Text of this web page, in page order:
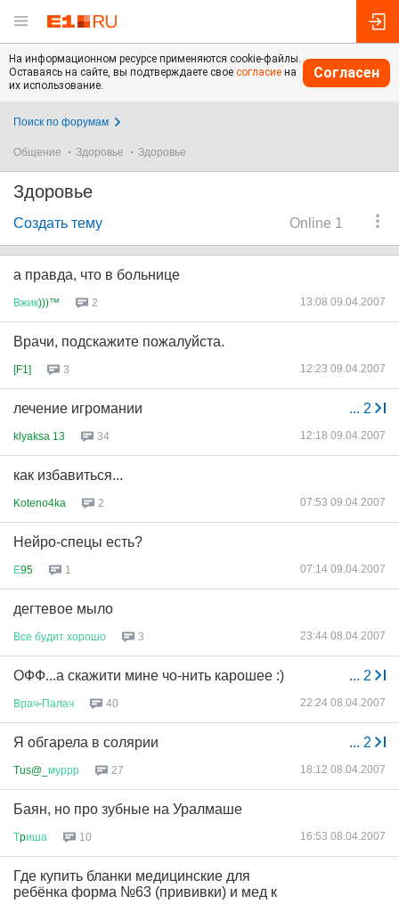
На информационном ресурсе применяются cookie-файлы.
Оставаясь на сайте, вы подтверждаете свое согласие на
их использование.
Согласен
Поиск по форумам
Общение Здоровье Здоровье
Здоровье
Online 1
Создать тему
а правда, что в больнице
Вжик)))™ 2 13:08 09.04.2007
Врачи, подскажите пожалуйста.
[F1] 3 12:23 09.04.2007
... 2
лечение игромании
klyaksa 13 34 12:18 09.04.2007
как избавиться...
Koteno4ka 2 07:53 09.04.2007
Нейро-спецы есть?
Е95 1 07:14 09.04.2007
дегтевое мыло
Все будит хорошо 3 23:44 08.04.2007
... 2
ОФФ...а скажити мине чо-нить карошее :)
Врач-Палач 40 22:24 08.04.2007
... 2
Я обгарела в солярии
Tus@_ муррр 27 18:12 08.04.2007
Баян, но про зубные на Уралмаше
Тpиша 10 16:53 08.04.2007
Где купить бланки медицинские для
ребёнка форма №63 (прививки) и мед к